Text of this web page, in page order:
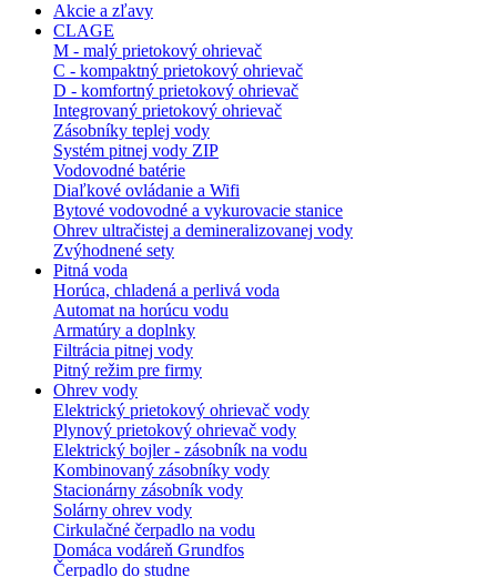
Akcie a zľavy
CLAGE
M - malý prietokový ohrievač
C - kompaktný prietokový ohrievač
D - komfortný prietokový ohrievač
Integrovaný prietokový ohrievač
Zásobníky teplej vody
Systém pitnej vody ZIP
Vodovodné batérie
Diaľkové ovládanie a Wifi
Bytové vodovodné a vykurovacie stanice
Ohrev ultračistej a demineralizovanej vody
Zvýhodnené sety
Pitná voda
Horúca, chladená a perlivá voda
Automat na horúcu vodu
Armatúry a doplnky
Filtrácia pitnej vody
Pitný režim pre firmy
Ohrev vody
Elektrický prietokový ohrievač vody
Plynový prietokový ohrievač vody
Elektrický bojler - zásobník na vodu
Kombinovaný zásobníky vody
Stacionárny zásobník vody
Solárny ohrev vody
Cirkulačné čerpadlo na vodu
Domáca vodáreň Grundfos
Čerpadlo do studne